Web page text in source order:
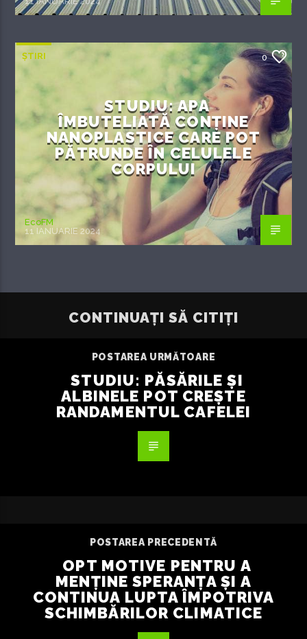
ȘTIRI 0
STUDIU: APA
ÎMBUTELIATĂ CONȚINE
NANOPLASTICE CARE POT
PĂTRUNDE ÎN CELULELE
CORPULUI
EcoFM
11 IANUARIE 2024
CONTINUAȚI SĂ CITIȚI
POSTAREA URMĂTOARE
STUDIU: PĂSĂRILE ȘI
ALBINELE POT CREȘTE
RANDAMENTUL CAFELEI
POSTAREA PRECEDENTĂ
OPT MOTIVE PENTRU A
MENȚINE SPERANȚA ȘI A
CONTINUA LUPTA ÎMPOTRIVA
SCHIMBĂRILOR CLIMATICE